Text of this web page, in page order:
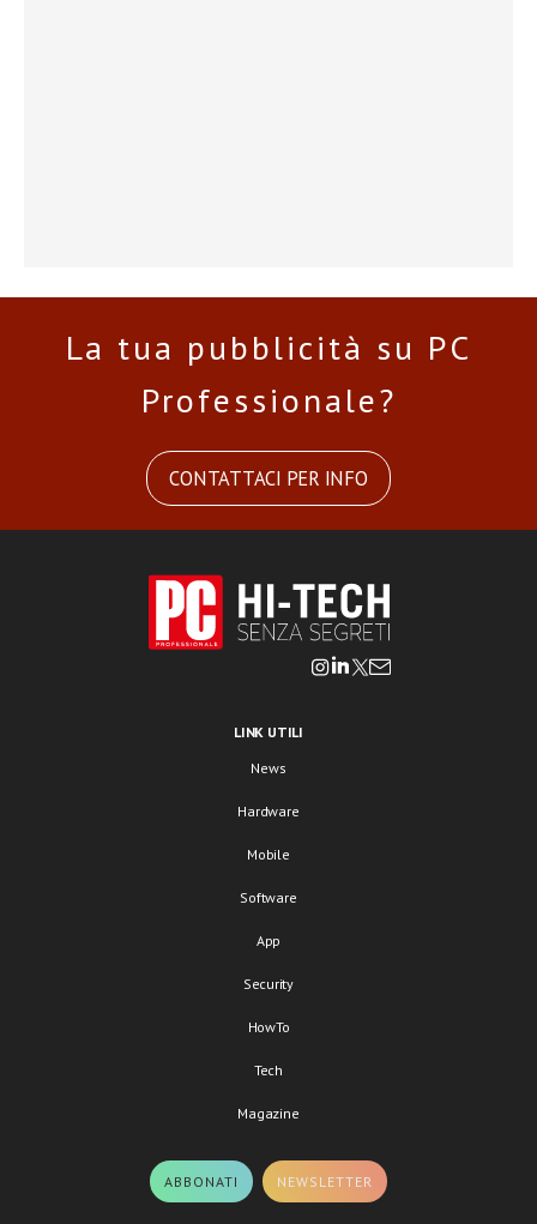
La tua pubblicità su PC
Professionale?
CONTATTACI PER INFO
LINK UTILI
News
Hardware
Mobile
Software
App
Security
HowTo
Tech
Magazine
ABBONATI NEWSLETTER